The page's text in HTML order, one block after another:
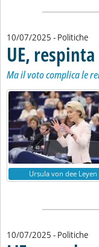
10/07/2025 - Politiche
UE,
Ma il voto complica le
Ursula von dee Leyen
10/07/2025 - Politiche